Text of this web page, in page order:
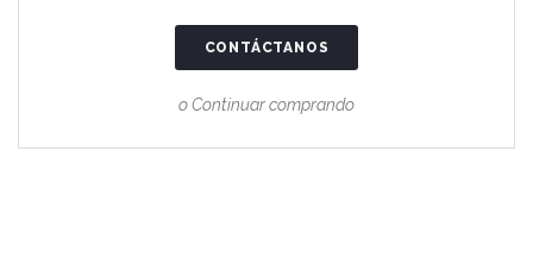
CONTÁCTANOS
o Continuar comprando